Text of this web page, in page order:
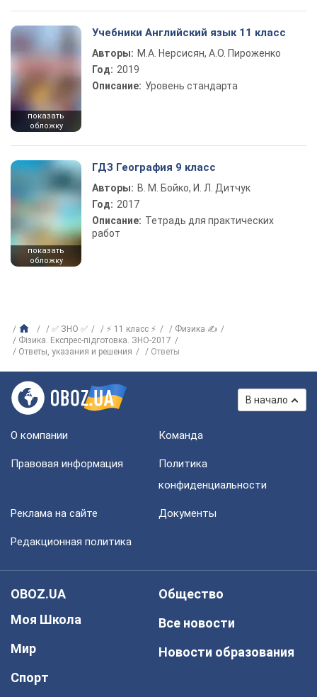
показать
обложку
Учебники Английский язык 11 класс
Авторы: М.А. Нерсисян, А.О. Пироженко
Год: 2019
Описание: Уровень стандарта
показать
обложку
ГДЗ География 9 класс
Авторы: В. М. Бойко, И. Л. Дитчук
Год: 2017
Описание: Тетрадь для практических
работ
✅ ЗНО ✅ ⚡ 11 класс ⚡
Физика ✍
Фізика. Експрес-підготовка. ЗНО-2017
Ответы, указания и решения
Ответы
В начало
О компании Команда
Правовая информация
Политика
конфиденциальности
Реклама на сайте Документы
Редакционная политика
OBOZ.UA
Моя Школа
Мир
Спорт
Общество
Все новости
Новости образования